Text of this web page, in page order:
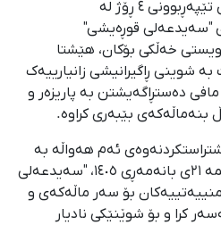
۲۵ی بانەمەڕی ۱۴۰۵؛ سەرەڕای تێپەڕبوونی ٤ ڕۆژ لە
"سەیدعەلی قوڕەیشی"
خەڵکی بۆکان، هێشتا
شوینی ڕاگیرانیشی زانیارییەک
مافی دەستڕاگەیشتن بە پاریزەر و
بێبەری کراوە.
ئەم هەواڵە بە
کوردپای وت؛ شەوی دووشەممە ٢١ی بانەمەڕی ١٤٠٥، "سەیدعەلی
بۆ سەر ماڵەکەی و
کرا و بۆ شوێنێکی نادیار